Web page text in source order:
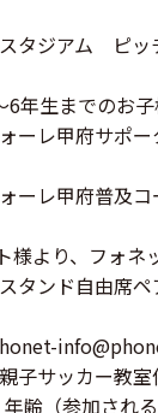
タジアム ピッ
6年生までのお
甲府サポー
ーレ甲府普及
様より、フォネ
ド自由席ペ
カー教室係
加される方